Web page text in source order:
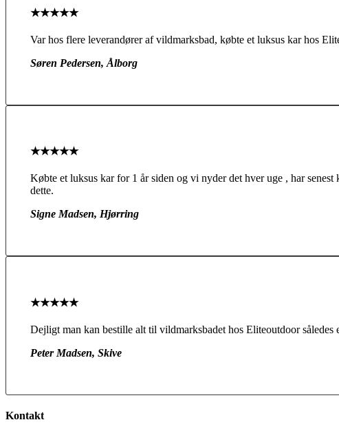
★★★★★
Var hos flere leverandører af vildmarksbad, købte et luksus kar hos
Søren Pedersen, Ålborg
★★★★★
Købte et luksus kar for 1 år siden og vi nyder det hver uge , har
dette.
Signe Madsen, Hjørring
★★★★★
Dejligt man kan bestille alt til vildmarksbadet hos Eliteoutdoor
Peter Madsen, Skive
Kontakt